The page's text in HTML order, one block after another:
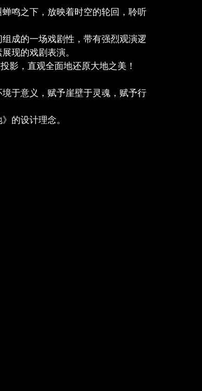
鸣之下，放映着时空的轮回，聆听
成的一场戏剧性，带有强烈观演逻
现的戏剧表演。
影，直观全面地还原大地之美！
于意义，赋予崖壁于灵魂，赋予行
的设计理念。